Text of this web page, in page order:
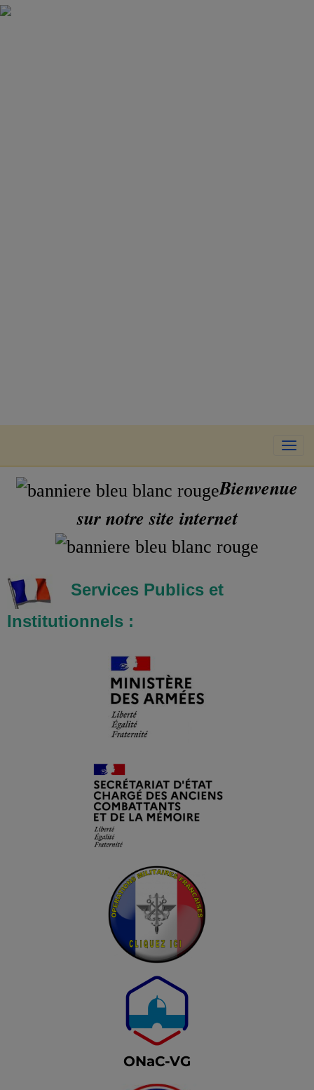
Bienvenue
sur notre site internet
Services Publics et
Institutionnels :
ONaC-VG